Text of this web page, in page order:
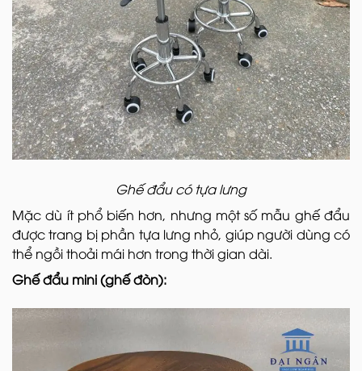
Ghế đẩu có tựa lưng
Mặc dù ít phổ biến hơn, nhưng một số mẫu ghế đẩu
được trang bị phần tựa lưng nhỏ, giúp người dùng có
thể ngồi thoải mái hơn trong thời gian dài.
Ghế đẩu mini (ghế đòn):